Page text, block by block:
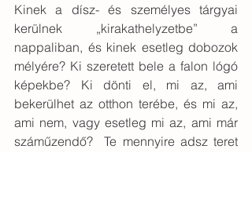
Kinek a dísz- és személyes tárgyai
kerülnek „kirakathelyzetbe” a
nappaliban, és kinek esetleg dobozok
mélyére? Ki szeretett bele a falon lógó
képekbe? Ki dönti el, mi az, ami
bekerülhet az otthon terébe, és mi az,
ami nem, vagy esetleg mi az, ami már
száműzendő?  Te mennyire adsz teret